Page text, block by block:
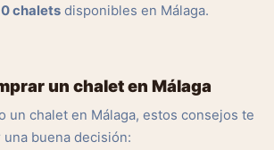
0 chalets disponibles en Málaga.
un chalet en Málaga
un chalet en Málaga, estos consejos te
una buena decisión: